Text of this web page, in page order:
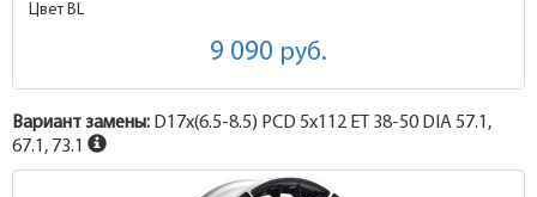
Цвет BL
9 090 руб.
Вариант замены: D17x(6.5-8.5) PCD 5x112 ET 38-50 DIA 57.1,
67.1, 73.1